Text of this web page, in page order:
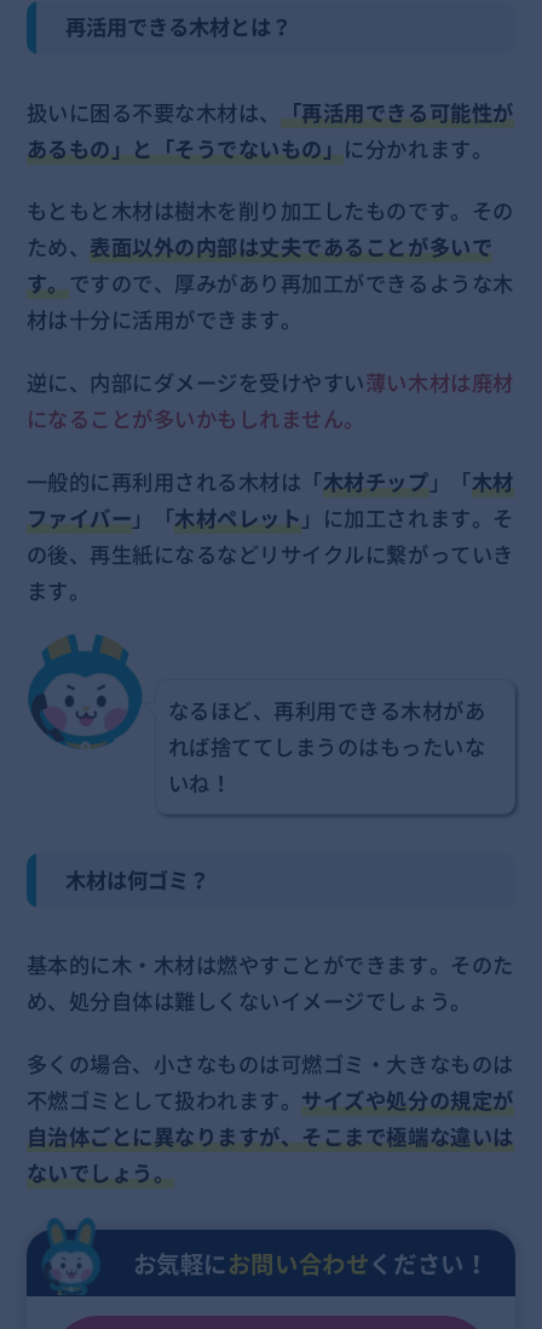
再活用できる木材とは？
扱いに困る不要な木材は、 「再活用できる可能性が
あるもの」と「そうでないもの」に分かれます。
もともと木材は樹木を削り加工したものです。その
ため、表面以外の内部は丈夫であることが多いで
す。ですので、厚みがあり再加工ができるような木
材は十分に活用ができます。
逆に、内部にダメージを受けやすい薄い木材は廃材
になることが多いかもしれません。
一般的に再利用される木材は「木材チップ」「木材
ファイバー」「木材ペレット」に加工されます。そ
の後、再生紙になるなどリサイクルに繋がっていき
ます。
なるほど、再利用できる木材があ
れば捨ててしまうのはもったいな
いね！
木材は何ゴミ？
基本的に木・木材は燃やすことができます。そのた
め、処分自体は難しくないイメージでしょう。
多くの場合、小さなものは可燃ゴミ・大きなものは
不燃ゴミとして扱われます。サイズや処分の規定が
自治体ごとに異なりますが、そこまで極端な違いは
ないでしょう。
お気軽にお問い合わせください！